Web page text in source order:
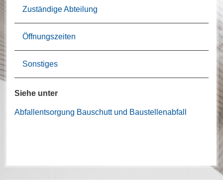
Zuständige Abteilung
Öffnungszeiten
Sonstiges
Siehe unter
Abfallentsorgung Bauschutt und Baustellenabfall